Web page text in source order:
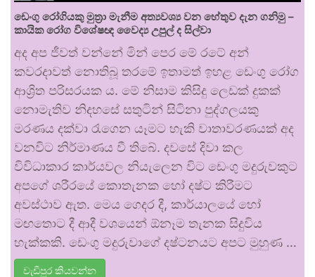
ඩෙංගු රෝගියකු ⁣මුත්‍රා මැනීම අත්‍යවශ්‍ය වන හේතුව දැන ගනිමු –
කායික රෝග විශේෂඥ වෛද්‍ය උපුල් ද සිල්වා
අද අප ජීවත් වන්නේ මින් පෙර මේ රටේ අන්
කවරදාවත් නොතිබූ තරමේ ඉතාමත් ඉහළ ඩෙංගු රෝග
ආශ්‍රිත පරිසරයක ය. මේ නිසාම කිසිදු ලෙඩක් දුකක්
නොමැතිව නිදහසේ සතුටින් සිටිනා පුද්ගලයකු
මරණය දක්වා රැගෙන යෑමට හැකි වාතාවරණයක් අද
වනවිට නිර්මාණය වී තිබේ. දවසේ දිවා කල
විවිධාකාර කාර්යවල නියැලෙන විට ඩෙංගු මදුරුවකුට
අපගේ ශරීරයේ කොතැනක හෝ දෂ්ට කිරීමට
අවස්ථාව ඇත. මෙය ගෙදර දී, කාර්යාලයේ හෝ
මඟතොට දී ආදී වශයෙන් ඕනෑම තැනක සිදුවිය
හැක්කකි. ඩෙංගු මදුරුවාගේ දෂ්ටනයට අපට මුහුණ …
වැඩිපුර කියවන්න